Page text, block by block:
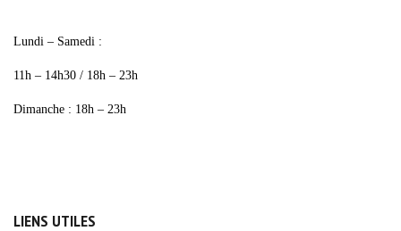
Lundi – Samedi :
11h – 14h30 / 18h – 23h
Dimanche : 18h – 23h
LIENS UTILES